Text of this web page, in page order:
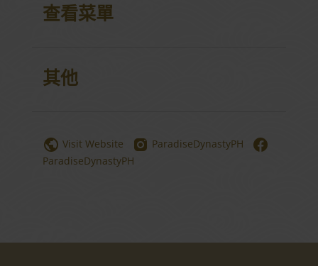
查看菜單
其他
Visit Website
ParadiseDynastyPH
ParadiseDynastyPH